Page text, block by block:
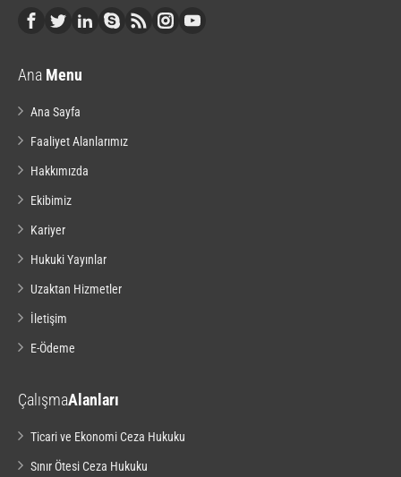
Ana Menu
Ana Sayfa
Faaliyet Alanlarımız
Hakkımızda
Ekibimiz
Kariyer
Hukuki Yayınlar
Uzaktan Hizmetler
İletişim
E-Ödeme
ÇalışmaAlanları
Ticari ve Ekonomi Ceza Hukuku
Sınır Ötesi Ceza Hukuku